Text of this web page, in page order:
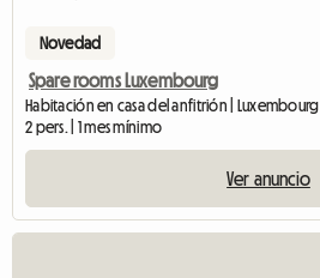
Novedad
Spare rooms Luxembourg
Habitación en casa del anfitrión | Luxembourg
2 pers. | 1 mes mínimo
Ver anuncio